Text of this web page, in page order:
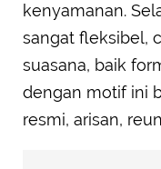
kenyamanan.
sangat fleksibel,
suasana, baik
dengan motif ini
resmi, arisan,